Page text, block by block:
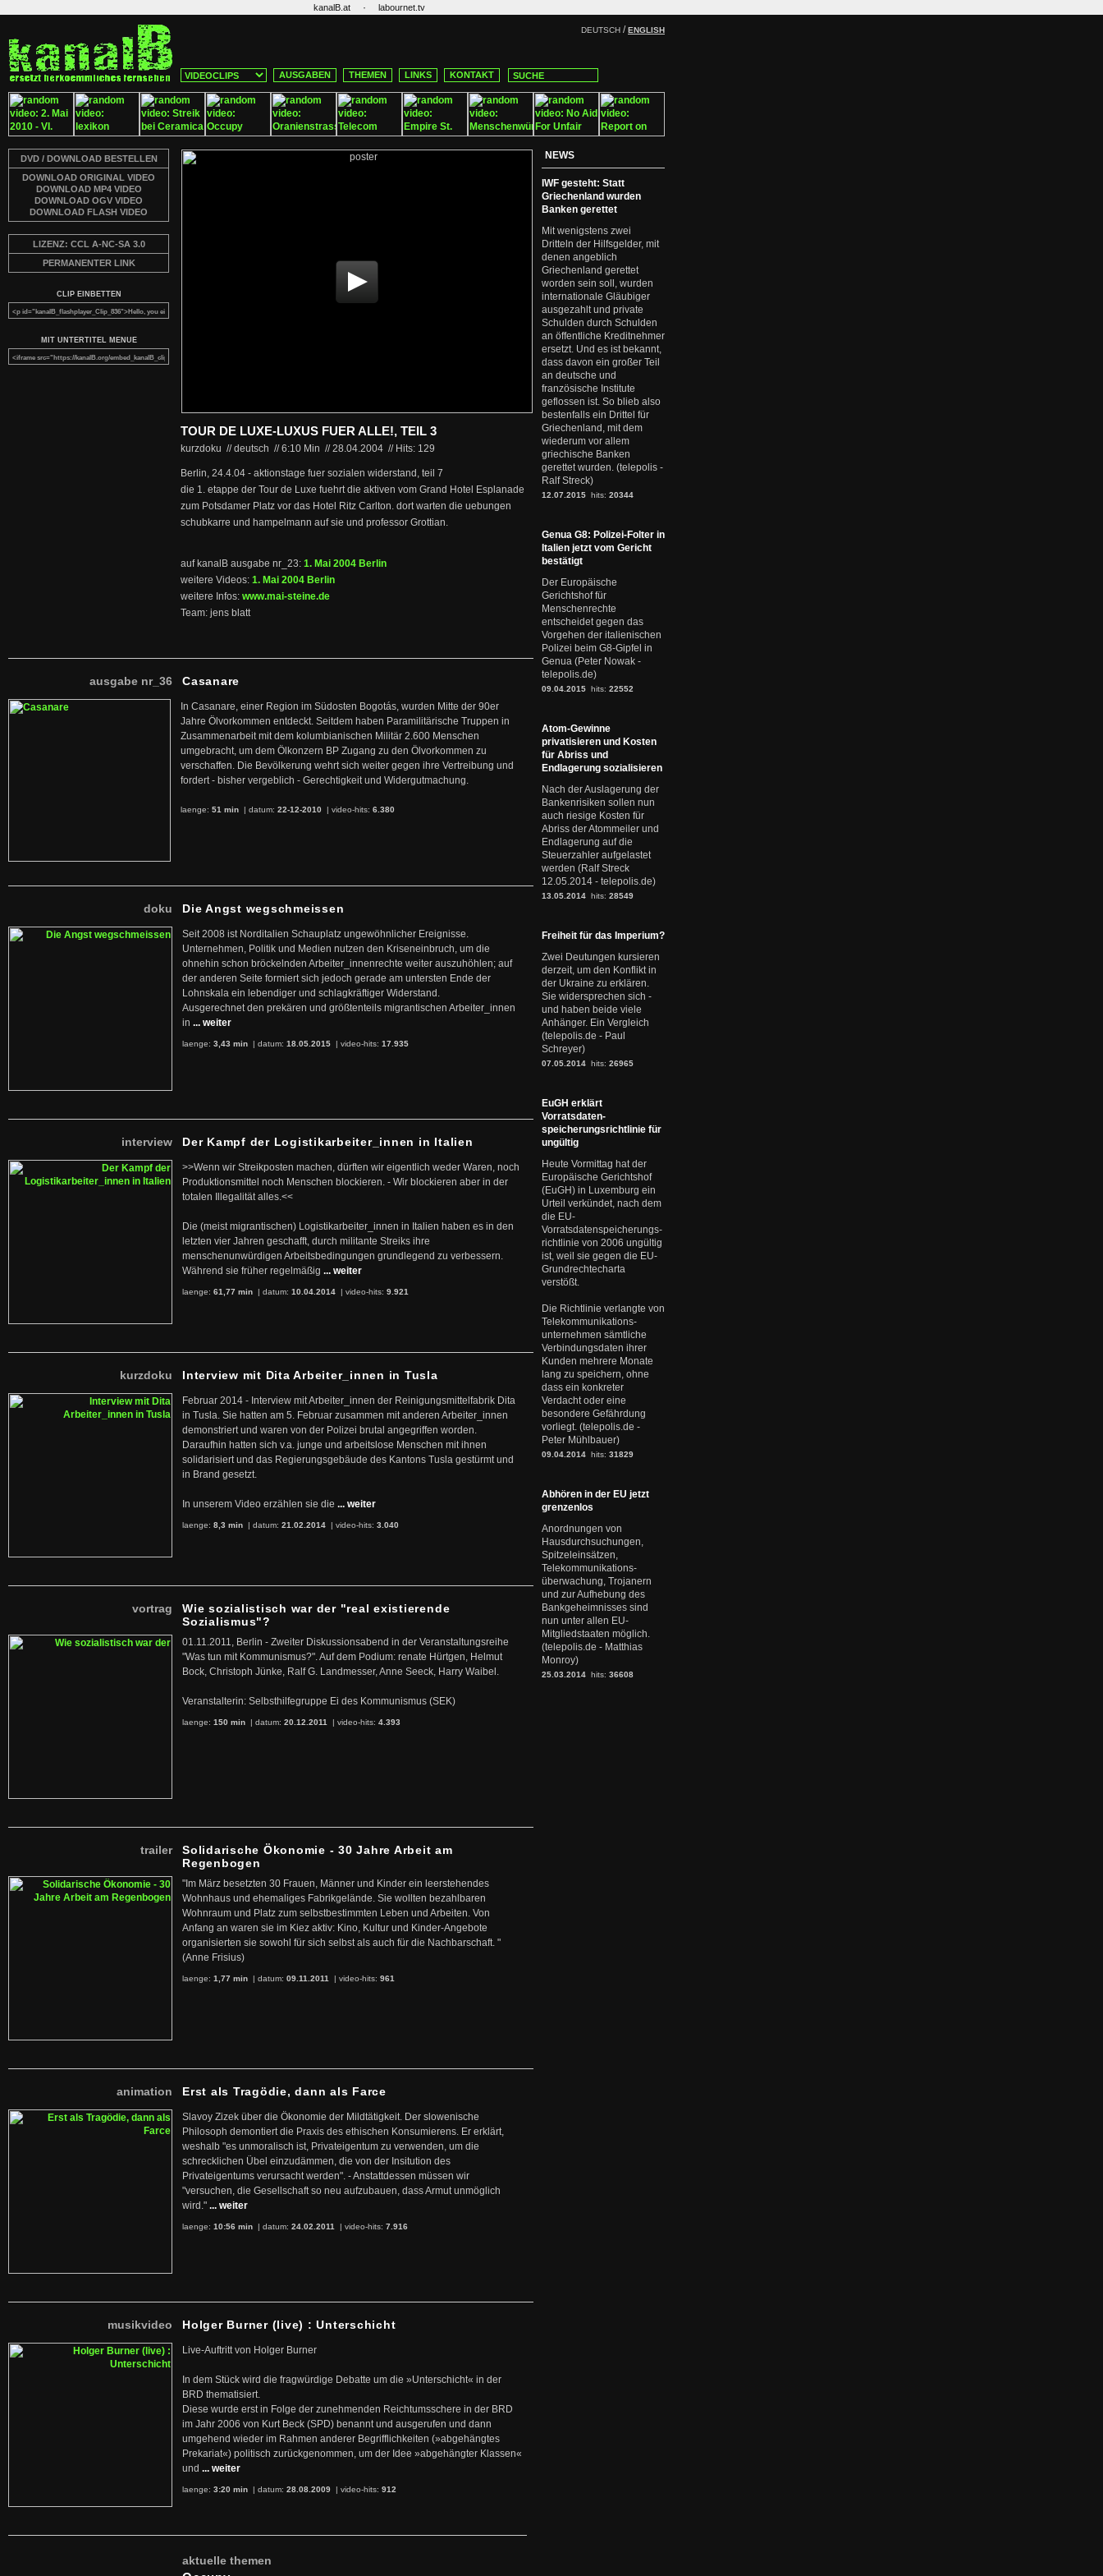
kanalB.at · labournet.tv
DEUTSCH /ENGLISH
AUSGABEN THEMEN LINKS KONTAKT
DVD / DOWNLOAD BESTELLEN
DOWNLOAD ORIGINAL VIDEO
DOWNLOAD MP4 VIDEO
DOWNLOAD OGV VIDEO
DOWNLOAD FLASH VIDEO
LIZENZ: CCL A-NC-SA 3.0
PERMANENTER LINK
CLIP EINBETTEN
MIT UNTERTITEL MENUE
TOUR DE LUXE-LUXUS FUER ALLE!, TEIL 3
kurzdoku // deutsch //6:10 Min //28.04.2004 // Hits: 129
Berlin, 24.4.04 - aktionstage fuer sozialen widerstand, teil 7
die 1. etappe der Tour de Luxe fuehrt die aktiven vom Grand Hotel Esplanade
zum Potsdamer Platz vor das Hotel Ritz Carlton. dort warten die uebungen
schubkarre und hampelmann auf sie und professor Grottian.
auf kanalB ausgabe nr_23: 1. Mai 2004 Berlin
weitere Videos: 1. Mai 2004 Berlin
weitere Infos: www.mai-steine.de
Team: jens blatt
ausgabe nr_36 Casanare
In Casanare, einer Region im Südosten Bogotás, wurden Mitte der 90er
Jahre Ölvorkommen entdeckt. Seitdem haben Paramilitärische Truppen in
Zusammenarbeit mit dem kolumbianischen Militär 2.600 Menschen
umgebracht, um dem Ölkonzern BP Zugang zu den Ölvorkommen zu
verschaffen. Die Bevölkerung wehrt sich weiter gegen ihre Vertreibung und
fordert - bisher vergeblich - Gerechtigkeit und Widergutmachung.
laenge: 51 min | datum: 22-12-2010 | video-hits: 6.380
doku Die Angst wegschmeissen
Seit 2008 ist Norditalien Schauplatz ungewöhnlicher Ereignisse.
Unternehmen, Politik und Medien nutzen den Kriseneinbruch, um die
ohnehin schon bröckelnden Arbeiter_innenrechte weiter auszuhöhlen; auf
der anderen Seite formiert sich jedoch gerade am untersten Ende der
Lohnskala ein lebendiger und schlagkräftiger Widerstand.
Ausgerechnet den prekären und größtenteils migrantischen Arbeiter_innen
in ... weiter
laenge: 3,43 min | datum: 18.05.2015 | video-hits: 17.935
interview Der Kampf der Logistikarbeiter_innen in Italien
>>Wenn wir Streikposten machen, dürften wir eigentlich weder Waren, noch
Produktionsmittel noch Menschen blockieren. - Wir blockieren aber in der
totalen Illegalität alles.<<
Die (meist migrantischen) Logistikarbeiter_innen in Italien haben es in den
letzten vier Jahren geschafft, durch militante Streiks ihre
menschenunwürdigen Arbeitsbedingungen grundlegend zu verbessern.
Während sie früher regelmäßig ... weiter
laenge: 61,77 min | datum: 10.04.2014 | video-hits: 9.921
kurzdoku Interview mit Dita Arbeiter_innen in Tusla
Februar 2014 - Interview mit Arbeiter_innen der Reinigungsmittelfabrik Dita
in Tusla. Sie hatten am 5. Februar zusammen mit anderen Arbeiter_innen
demonstriert und waren von der Polizei brutal angegriffen worden.
Daraufhin hatten sich v.a. junge und arbeitslose Menschen mit ihnen
solidarisiert und das Regierungsgebäude des Kantons Tusla gestürmt und
in Brand gesetzt.
In unserem Video erzählen sie die ... weiter
laenge: 8,3 min | datum: 21.02.2014 | video-hits: 3.040
vortrag
Wie sozialistisch war der "real existierende
Sozialismus"?
01.11.2011, Berlin - Zweiter Diskussionsabend in der Veranstaltungsreihe
"Was tun mit Kommunismus?". Auf dem Podium: renate Hürtgen, Helmut
Bock, Christoph Jünke, Ralf G. Landmesser, Anne Seeck, Harry Waibel.
Veranstalterin: Selbsthilfegruppe Ei des Kommunismus (SEK)
laenge: 150 min | datum: 20.12.2011 | video-hits: 4.393
trailer
Solidarische Ökonomie - 30 Jahre Arbeit am
Regenbogen
"Im März besetzten 30 Frauen, Männer und Kinder ein leerstehendes
Wohnhaus und ehemaliges Fabrikgelände. Sie wollten bezahlbaren
Wohnraum und Platz zum selbstbestimmten Leben und Arbeiten. Von
Anfang an waren sie im Kiez aktiv: Kino, Kultur und Kinder-Angebote
organisierten sie sowohl für sich selbst als auch für die Nachbarschaft. "
(Anne Frisius)
laenge: 1,77 min | datum: 09.11.2011 | video-hits: 961
animation Erst als Tragödie, dann als Farce
Slavoy Zizek über die Ökonomie der Mildtätigkeit. Der slowenische
Philosoph demontiert die Praxis des ethischen Konsumierens. Er erklärt,
weshalb "es unmoralisch ist, Privateigentum zu verwenden, um die
schrecklichen Übel einzudämmen, die von der Insitution des
Privateigentums verursacht werden". - Anstattdessen müssen wir
"versuchen, die Gesellschaft so neu aufzubauen, dass Armut unmöglich
wird." ... weiter
laenge: 10:56 min | datum: 24.02.2011 | video-hits: 7.916
musikvideo Holger Burner (live) : Unterschicht
Live-Auftritt von Holger Burner
In dem Stück wird die fragwürdige Debatte um die »Unterschicht« in der
BRD thematisiert.
Diese wurde erst in Folge der zunehmenden Reichtumsschere in der BRD
im Jahr 2006 von Kurt Beck (SPD) benannt und ausgerufen und dann
umgehend wieder im Rahmen anderer Begrifflichkeiten (»abgehängtes
Prekariat«) politisch zurückgenommen, um der Idee »abgehängter Klassen«
und ... weiter
laenge: 3:20 min | datum: 28.08.2009 | video-hits: 912
aktuelle themen
NEWS
IWF gesteht: Statt
Griechenland wurden
Banken gerettet
Mit wenigstens zwei
Dritteln der Hilfsgelder, mit
denen angeblich
Griechenland gerettet
worden sein soll, wurden
internationale Gläubiger
ausgezahlt und private
Schulden durch Schulden
an öffentliche Kreditnehmer
ersetzt. Und es ist bekannt,
dass davon ein großer Teil
an deutsche und
französische Institute
geflossen ist. So blieb also
bestenfalls ein Drittel für
Griechenland, mit dem
wiederum vor allem
griechische Banken
gerettet wurden. (telepolis -
Ralf Streck)
12.07.2015 hits: 20344
Genua G8: Polizei-Folter in
Italien jetzt vom Gericht
bestätigt
Der Europäische
Gerichtshof für
Menschenrechte
entscheidet gegen das
Vorgehen der italienischen
Polizei beim G8-Gipfel in
Genua (Peter Nowak -
telepolis.de)
09.04.2015 hits: 22552
Atom-Gewinne
privatisieren und Kosten
für Abriss und
Endlagerung sozialisieren
Nach der Auslagerung der
Bankenrisiken sollen nun
auch riesige Kosten für
Abriss der Atommeiler und
Endlagerung auf die
Steuerzahler aufgelastet
werden (Ralf Streck
12.05.2014 - telepolis.de)
13.05.2014 hits: 28549
Freiheit für das Imperium?
Zwei Deutungen kursieren
derzeit, um den Konflikt in
der Ukraine zu erklären.
Sie widersprechen sich -
und haben beide viele
Anhänger. Ein Vergleich
(telepolis.de - Paul
Schreyer)
07.05.2014 hits: 26965
EuGH erklärt
Vorratsdaten-
speicherungsrichtlinie für
ungültig
Heute Vormittag hat der
Europäische Gerichtshof
(EuGH) in Luxemburg ein
Urteil verkündet, nach dem
die EU-
Vorratsdatenspeicherungs-
richtlinie von 2006 ungültig
ist, weil sie gegen die EU-
Grundrechtecharta
verstößt.
Die Richtlinie verlangte von
Telekommunikations-
unternehmen sämtliche
Verbindungsdaten ihrer
Kunden mehrere Monate
lang zu speichern, ohne
dass ein konkreter
Verdacht oder eine
besondere Gefährdung
vorliegt. (telepolis.de -
Peter Mühlbauer)
09.04.2014 hits: 31829
Abhören in der EU jetzt
grenzenlos
Anordnungen von
Hausdurchsuchungen,
Spitzeleinsätzen,
Telekommunikations-
überwachung, Trojanern
und zur Aufhebung des
Bankgeheimnisses sind
nun unter allen EU-
Mitgliedstaaten möglich.
(telepolis.de - Matthias
Monroy)
25.03.2014 hits: 36608